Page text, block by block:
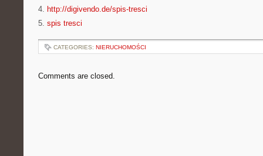
4. http://digivendo.de/spis-tresci
5. spis tresci
CATEGORIES: NIERUCHOMOŚCI
Comments are closed.